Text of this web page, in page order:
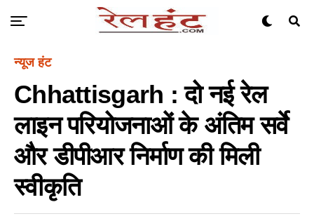
न्यूज हंट
Chhattisgarh : दो नई रेल
लाइन परियोजनाओं के अंतिम सर्वे
और डीपीआर निर्माण की मिली
स्वीकृति